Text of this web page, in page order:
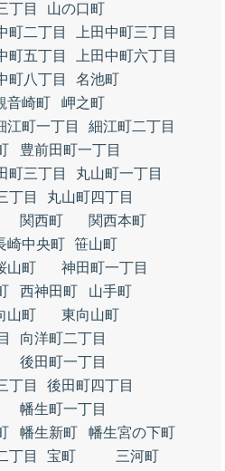
丁目
山の口町
町二丁目
上田中町三丁目
町五丁目
上田中町六丁目
町八丁目
名池町
音崎町
岬之町
江町一丁目
細江町二丁目
豊前田町一丁目
町三丁目
丸山町一丁目
丁目
丸山町四丁目
関西町
関西本町
崎中央町 笹山町
山町
神田町一丁目
西神田町
山手町
山町
東向山町
向洋町二丁目
後田町一丁目
丁目
後田町四丁目
幡生町一丁目
幡生新町
幡生宮の下町
丁目 宝町
三河町